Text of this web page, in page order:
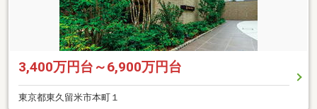
3,400万円台～6,900万円台
東京都東久留米市本町１